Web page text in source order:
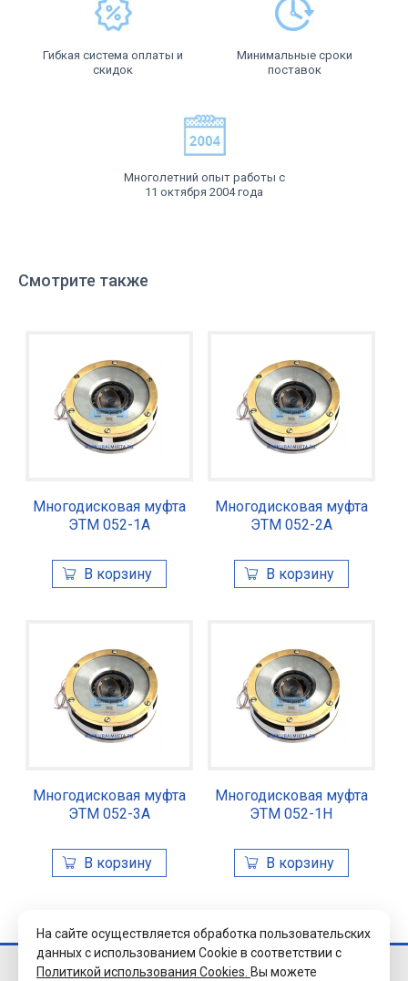
Гибкая система оплаты и
скидок
Минимальные сроки
поставок
Многолетний опыт работы с
11 октября 2004 года
Смотрите также
Многодисковая муфта
ЭТМ 052-1А
Многодисковая муфта
ЭТМ 052-2А
Многодисковая муфта
ЭТМ 052-3А
Многодисковая муфта
ЭТМ 052-1Н
© 2026 Завод
На сайте осуществляется обработка пользовательских
данных с использованием Cookie в соответствии с
Политикой использования Cookies. Вы можете